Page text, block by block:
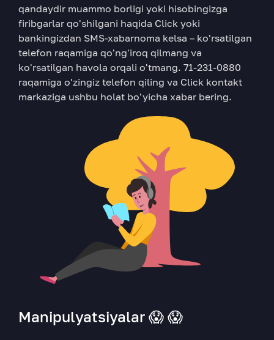
qandaydir muammo borligi yoki hisobingizga
firibgarlar qo'shilgani haqida Click yoki
bankingizdan SMS-xabarnoma kelsa – ko'rsatilgan
telefon raqamiga qo'ng'iroq qilmang va
ko'rsatilgan havola orqali o'tmang. 71-231-0880
raqamiga o'zingiz telefon qiling va Click kontakt
markaziga ushbu holat bo'yicha xabar bering.
Manipulyatsiyalar 😱 😱